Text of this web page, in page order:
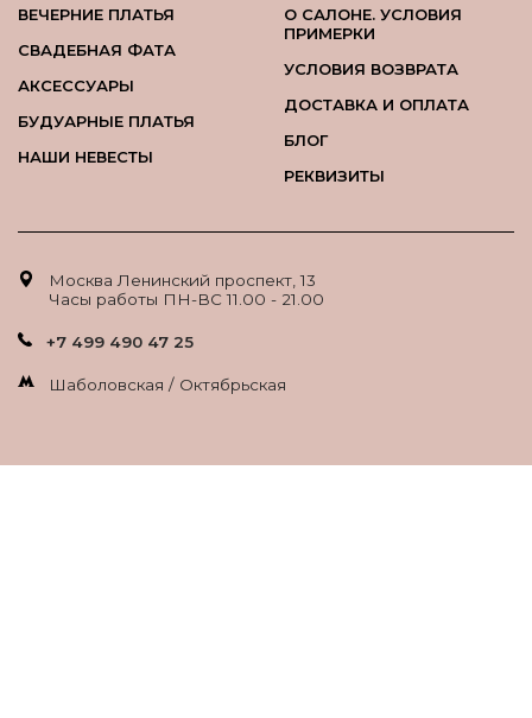
ВЕЧЕРНИЕ ПЛАТЬЯ
СВАДЕБНАЯ ФАТА
АКСЕССУАРЫ
БУДУАРНЫЕ ПЛАТЬЯ
НАШИ НЕВЕСТЫ
О САЛОНЕ. УСЛОВИЯ
ПРИМЕРКИ
УСЛОВИЯ ВОЗВРАТА
ДОСТАВКА И ОПЛАТА
БЛОГ
РЕКВИЗИТЫ
Москва Ленинский проспект, 13
Часы работы ПН-ВС 11.00 - 21.00
+7 499 490 47 25
Шаболовская / Октябрьская